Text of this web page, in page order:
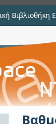
Βιβλιοθήκη
με